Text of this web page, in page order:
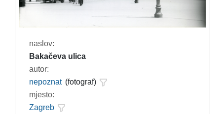
naslov:
Bakačeva ulica
autor:
nepoznat (fotograf)
mjesto:
Zagreb